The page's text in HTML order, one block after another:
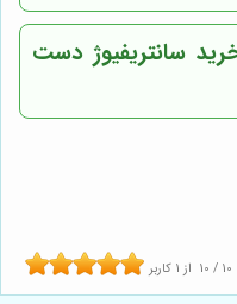
سانتریفیوژ دست
10 / 10 از 1 کاربر